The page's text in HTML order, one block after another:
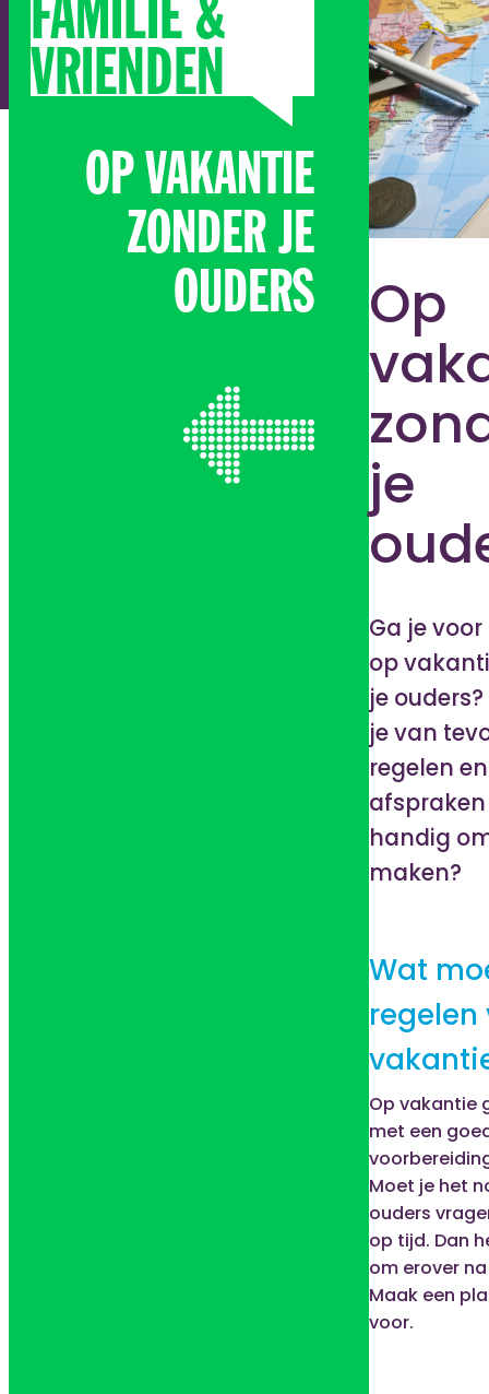
FAMILIE &
VRIENDEN
OP VAKANTIE
ZONDER JE
OUDERS
Op
je
Ga je
op
je
je van
regelen
handig
maken?
Wat
regelen
Op vakantie
met een
Moet je het
ouders
op tijd. Dan
om erover
Maak een
voor.